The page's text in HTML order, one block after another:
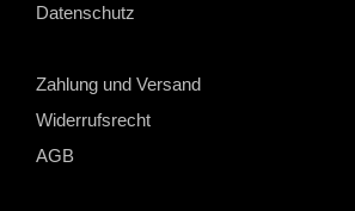
Datenschutz
Zahlung und Versand
Widerrufsrecht
AGB